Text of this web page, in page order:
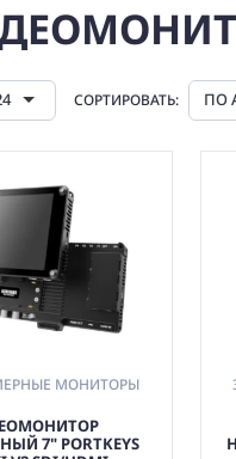
СОРТИРОВАТЬ: ПО
МОНИТОРЫ